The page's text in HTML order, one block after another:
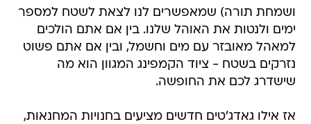
ושמחת תורה) שמאפשרים לנו לצאת לשטח למספר
ימים ולנטות את האוהל שלנו. בין אם אתם הולכים
למאהל מאובזר עם מים וחשמל, ובין אם אתם פשוט
נזרקים בשטח - ציוד הקמפינג המגוון הוא מה
שישדרג לכם את החופשה.
אז אילו גאדג'טים חדשים מציעים בחנויות המחנאות,